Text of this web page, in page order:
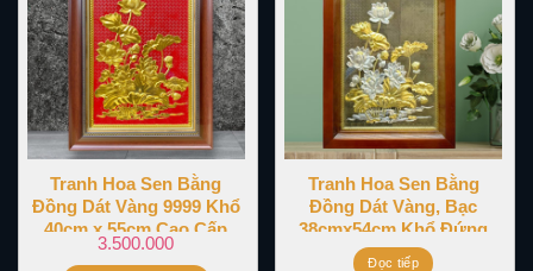
Tranh Hoa Sen Bằng
Đồng Dát Vàng 9999 Khổ
40cm x 55cm Cao Cấp
3.500.000
Tranh Hoa Sen Bằng
Đồng Dát Vàng, Bạc
38cmx54cm Khổ Đứng
Đọc tiếp